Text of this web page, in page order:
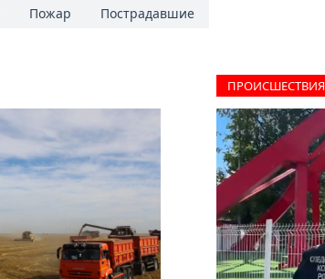
Пожар Пострадавшие
ПРОИCШЕСТВИЯ